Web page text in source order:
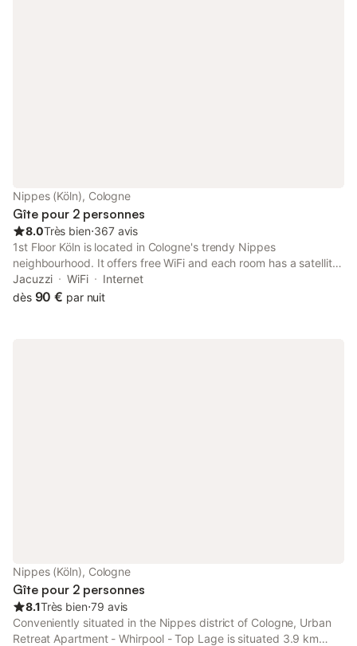
Nippes (Köln), Cologne
Gîte pour 2 personnes
8.0Très bien⋅367 avis
1st Floor Köln is located in Cologne's trendy Nippes
neighbourhood. It offers free WiFi and each room has a satellite
TV and an iPod docking station as well as a coffee machine.
The private bathrooms also come with a bath or shower and a
Jacuzzi WiFi
Internet
dès 90 € par nuit
Nippes (Köln), Cologne
Gîte pour 2 personnes
8.1Très bien⋅79 avis
Conveniently situated in the Nippes district of Cologne, Urban
Retreat Apartment - Whirpool - Top Lage is situated 3.9 km